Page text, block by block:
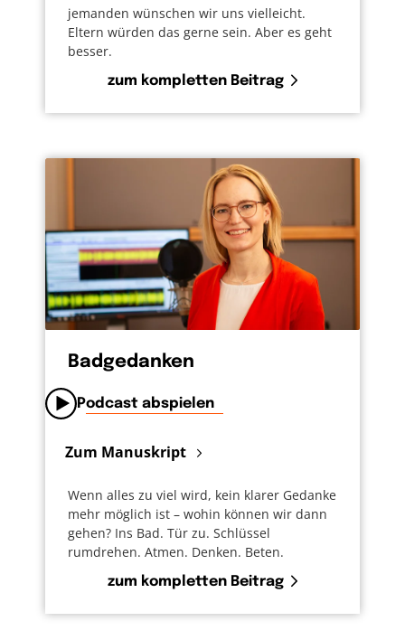
jemanden wünschen wir uns vielleicht.
Eltern würden das gerne sein. Aber es geht
besser.
zum kompletten Beitrag
Badgedanken
Podcast abspielen
Zum Manuskript
Wenn alles zu viel wird, kein klarer Gedanke
mehr möglich ist – wohin können wir dann
gehen? Ins Bad. Tür zu. Schlüssel
rumdrehen. Atmen. Denken. Beten.
zum kompletten Beitrag